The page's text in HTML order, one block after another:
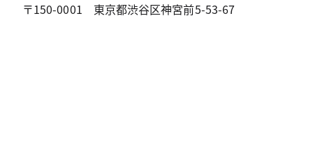
〒150-0001 東京都渋谷区神宮前5-53-67